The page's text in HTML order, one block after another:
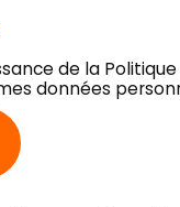
de la
données